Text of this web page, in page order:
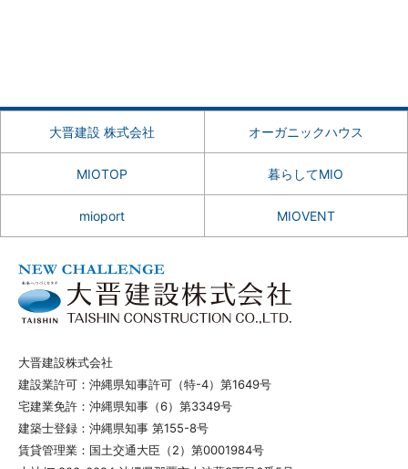
大晋建設 株式会社 オーガニックハウス
MIOTOP 暮らしてMIO
mioport MIOVENT
大晋建設株式会社
建設業許可：沖縄県知事許可（特-4）第1649号
宅建業免許：沖縄県知事（6）第3349号
建築士登録：沖縄県知事 第155-8号
賃貸管理業：国土交通大臣（2）第0001984号